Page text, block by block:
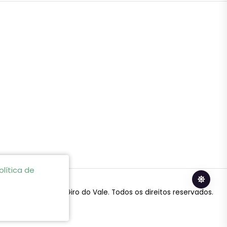
© 2024 Giro do Vale. Todos os direitos reservados.
de